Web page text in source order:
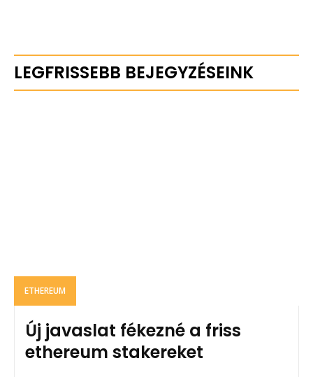
LEGFRISSEBB BEJEGYZÉSEINK
ETHEREUM
Új javaslat fékezné a friss
ethereum stakereket